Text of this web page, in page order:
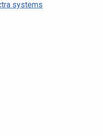
systems